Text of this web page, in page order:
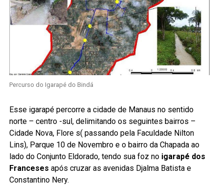
Percurso do Igarapé do Bindá
Esse igarapé percorre a cidade de Manaus no sentido
norte – centro -sul, delimitando os seguintes bairros –
Cidade Nova, Flore s( passando pela Faculdade Nilton
Lins), Parque 10 de Novembro e o bairro da Chapada ao
lado do Conjunto Eldorado, tendo sua foz no igarapé dos
Franceses após cruzar as avenidas Djalma Batista e
Constantino Nery.